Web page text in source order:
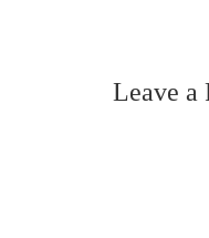
Leave a